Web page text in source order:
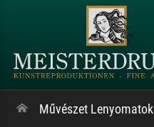
Művészet Lenyomatok